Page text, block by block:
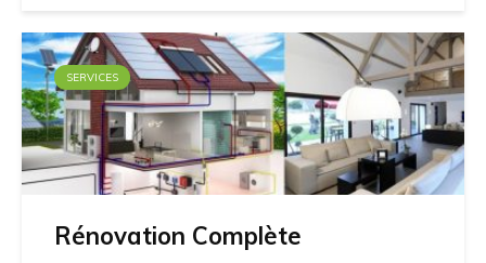
SERVICES
Rénovation Complète